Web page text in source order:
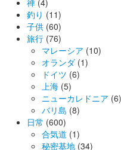
釣り (11)
子供 (60)
旅行 (76)
マレーシア (10)
オランダ (1)
ドイツ (6)
上海 (5)
ニューカレドニア (6)
バリ島 (8)
日常 (600)
合気道 (1)
秘密基地 (34)